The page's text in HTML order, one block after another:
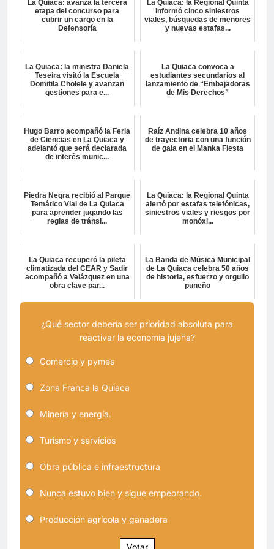
La Quiaca: avanza la tercera
etapa del concurso para
cubrir un cargo en la
Defensoría
La Quiaca: la Regional Quinta
informó cinco siniestros
viales, búsquedas de menores
y nuevas estafas...
La Quiaca: la ministra Daniela
Teseira visitó la Escuela
Domitila Cholele y avanzan
gestiones para e...
La Quiaca convoca a
estudiantes secundarios al
lanzamiento de “Embajadoras
de Mis Derechos”
Hugo Barro acompañó la Feria
de Ciencias en La Quiaca y
adelantó que será declarada
de interés munic...
Raíz Andina celebra 10 años
de trayectoria con una función
de gala en el Manka Fiesta
Piedra Negra recibió al Parque
Temático Vial de La Quiaca
para aprender jugando las
reglas de tránsi...
La Quiaca: la Regional Quinta
alertó por estafas telefónicas,
siniestros viales y riesgos por
monóxi...
La Quiaca recuperó la pileta
climatizada del CEAR y Sadir
acompañó a Velázquez en una
obra clave par...
La Banda de Música Municipal
de La Quiaca celebra 50 años
de historia, esfuerzo y orgullo
puneño
¿Qué sector debería ser prioridad absoluta para
reactivar la economía jujeña?
Comercio y pymes
Zona Franca la Quiaca
Minería y energía.
Turismo y servicios
Obra pública e infraestructura
Nunca estuvo bien y sigue empeorando.
Producción agrícola y ganadera